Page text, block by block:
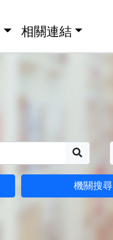
相關連結
機關搜尋